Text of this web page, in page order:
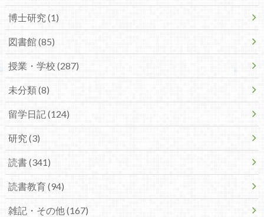
博士研究 (1)
図書館 (85)
授業・学校 (287)
未分類 (8)
留学日記 (124)
研究 (3)
読書 (341)
読書教育 (94)
雑記・その他 (167)